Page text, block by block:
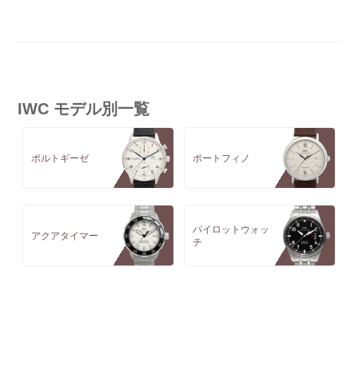
IWC モデル別一覧
ポルトギーゼ ポートフィノ
アクアタイマー
パイロットウォッ
チ